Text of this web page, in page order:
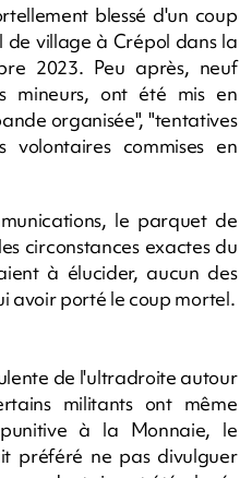
blessé d'un coup
village à Crépol dans la
2023. Peu après, neuf
mineurs, ont été mis en
organisée", "tentatives
volontaires commises en
le parquet de
circonstances exactes du
à élucider, aucun des
avoir porté le coup mortel.
de l'ultradroite autour
militants ont même
à la Monnaie, le
préféré ne pas divulguer